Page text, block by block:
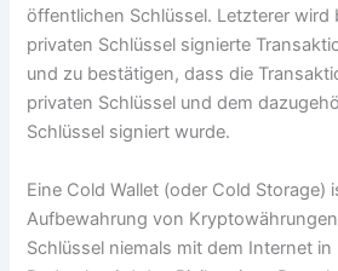
öffentlichen Schlüssel. Letzterer wird
privaten Schlüssel signierte
und zu bestätigen, dass die
privaten Schlüssel und dem
Schlüssel signiert wurde.
Eine Cold Wallet (oder Cold Storage)
Aufbewahrung von
Schlüssel niemals mit dem Internet